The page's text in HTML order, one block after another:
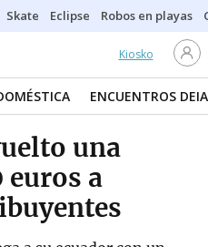
Skate Eclipse Robos en playas
Kiosko
ENCUENTROS DEIA
una
euros a